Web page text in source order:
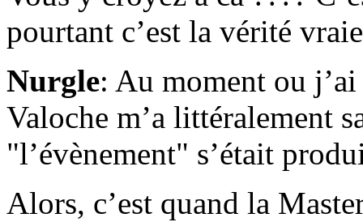
pourtant c’est la vérité
Nurgle: Au moment ou
Valoche m’a littéralement
"l’évènement" s’était
Alors, c’est quand la